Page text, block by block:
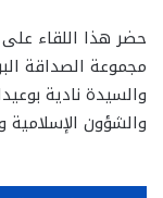
حضر هذا اللقاء
مجموعة الصداقة
والسيدة نادية
والشؤون الإسلامية